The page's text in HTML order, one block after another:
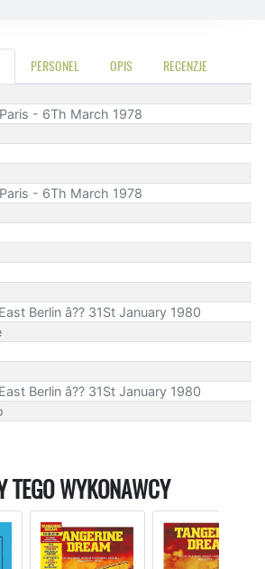
PERSONEL OPIS RECENZJE
- 6Th March 1978
- 6Th March 1978
Berlin â?? 31St January 1980
Berlin â?? 31St January 1980
TEGO WYKONAWCY